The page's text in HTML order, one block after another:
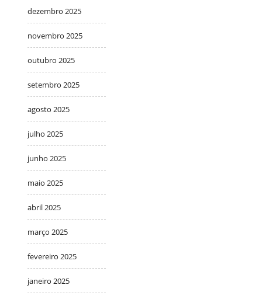
dezembro 2025
novembro 2025
outubro 2025
setembro 2025
agosto 2025
julho 2025
junho 2025
maio 2025
abril 2025
março 2025
fevereiro 2025
janeiro 2025